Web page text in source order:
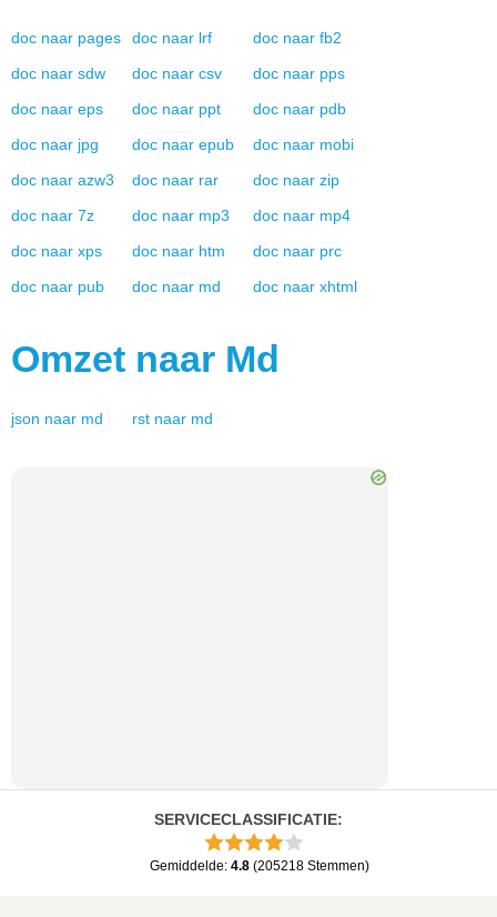
doc naar pages doc naar lrf doc naar fb2
doc naar sdw doc naar csv doc naar pps
doc naar eps doc naar ppt doc naar pdb
doc naar jpg doc naar epub doc naar mobi
doc naar azw3 doc naar rar doc naar zip
doc naar 7z doc naar mp3 doc naar mp4
doc naar xps doc naar htm doc naar prc
doc naar pub doc naar md doc naar xhtml
Omzet naar Md
json naar md rst naar md
SERVICECLASSIFICATIE:
Gemiddelde: 4.8 (205218 Stemmen)